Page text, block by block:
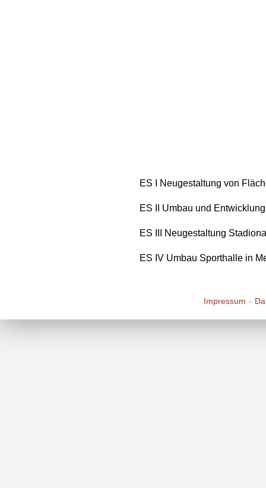
ES I Neugestaltung von
ES II Umbau und
ES III Neugestaltung
ES IV Umbau Sporthalle in
Impressum